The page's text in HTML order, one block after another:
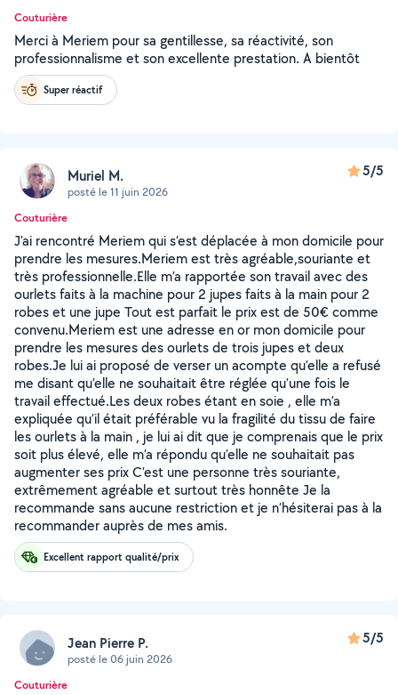
Couturière
Merci à Meriem pour sa gentillesse, sa réactivité, son
professionnalisme et son excellente prestation. A bientôt
Super réactif
Muriel M.
posté le 11 juin 2026
5/5
Couturière
J’ai rencontré Meriem qui s’est déplacée à mon domicile pour
prendre les mesures.Meriem est très agréable,souriante et
très professionnelle.Elle m’a rapportée son travail avec des
ourlets faits à la machine pour 2 jupes faits à la main pour 2
robes et une jupe Tout est parfait le prix est de 50€ comme
convenu.Meriem est une adresse en or mon domicile pour
prendre les mesures des ourlets de trois jupes et deux
robes.Je lui ai proposé de verser un acompte qu’elle a refusé
me disant qu’elle ne souhaitait être réglée qu’une fois le
travail effectué.Les deux robes étant en soie , elle m’a
expliquée qu’il était préférable vu la fragilité du tissu de faire
les ourlets à la main , je lui ai dit que je comprenais que le prix
soit plus élevé, elle m’a répondu qu’elle ne souhaitait pas
augmenter ses prix C’est une personne très souriante,
extrêmement agréable et surtout très honnête Je la
recommande sans aucune restriction et je n’hésiterai pas à la
recommander auprès de mes amis.
Excellent rapport qualité/prix
Jean Pierre P.
posté le 06 juin 2026
5/5
Couturière